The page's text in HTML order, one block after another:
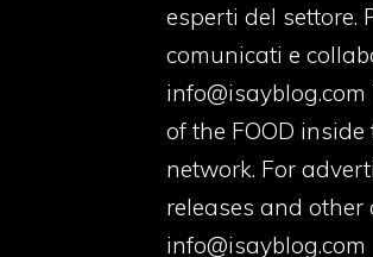
esperti del settore.
comunicati e
info@isayblog.com
of the FOOD inside
network. For
releases and
info@isayblog.com